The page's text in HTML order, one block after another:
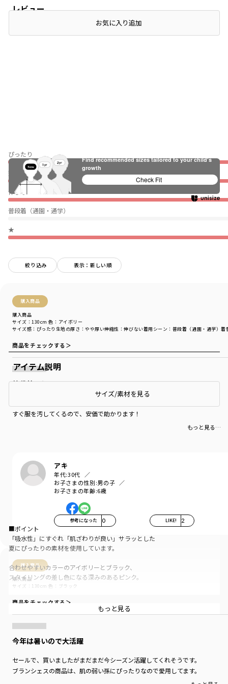
レビュー
ぴったり
薄い
伸びない
普段着（通園・通学）
★
絞り込み 表示：新しい順
購入商品
購入商品
サイズ感 ：ぴったり 生地の厚さ ：やや厚い伸縮性 ：伸びない着用シーン ：普段着（通園・通学）着
サイズ：130cm 色：アイボリー
商品をチェックする＞
普段着として
すぐ服を汚してくるので、安価で助かります！
もっと見る…
アキ
年代:30代
お子さまの性別:男の子
お子さまの年齢:6歳
参考になった 0 LIKE! 2
購入商品
購入商品
サイズ：130cm 色：ブラック
商品をチェックする＞
今年は暑いので大活躍
セールで、買いましたがまだまだ今シーズン活躍してくれそうです。
ブランシェスの商品は、肌の弱い孫にぴったりなので愛用してます。
お気に入り追加
アイテム説明
サイズ/素材を見る
■ポイント
「吸水性」にすぐれ「肌ざわりが良い」サラッとした
夏にぴったりの素材を使用しています。
合わせやすいカラーのアイボリーとブラック、
スタイリングの差し色になる深みのあるピンク。
レイヤード風のデザインで
ボトムスとの相性も良く、一枚着でももちろん
活躍する一枚です。
■素材
本体：綿100％「ロイヤルコットン」使用
もっと見る
Find recommended sizes tailored to your child's
growth
Check Fit